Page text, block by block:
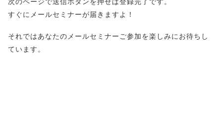
すぐにメールセミナーが届きますよ！
それではあなたのメールセミナーご参加を楽しみにお待ちし
ています。